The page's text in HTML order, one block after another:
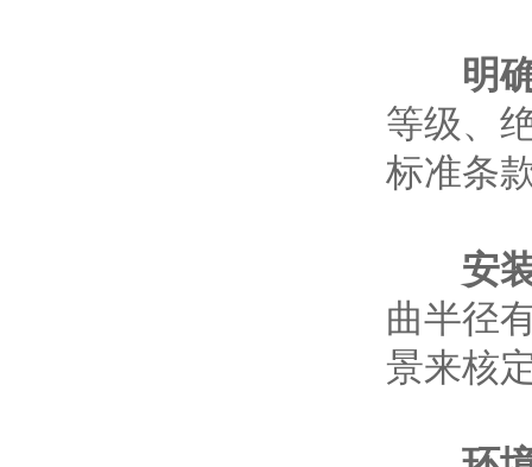
明
等级、
标准条
安
曲半径
景来核